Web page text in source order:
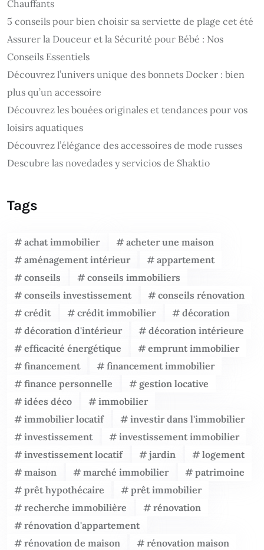
Chauffants
5 conseils pour bien choisir sa serviette de plage cet été
Assurer la Douceur et la Sécurité pour Bébé : Nos
Conseils Essentiels
Découvrez l’univers unique des bonnets Docker : bien
plus qu’un accessoire
Découvrez les bouées originales et tendances pour vos
loisirs aquatiques
Découvrez l’élégance des accessoires de mode russes
Descubre las novedades y servicios de Shaktio
Tags
achat immobilier
acheter une maison
aménagement intérieur
appartement
conseils
conseils immobiliers
conseils investissement
conseils rénovation
crédit
crédit immobilier
décoration
décoration d'intérieur
décoration intérieure
efficacité énergétique
emprunt immobilier
financement
financement immobilier
finance personnelle
gestion locative
idées déco
immobilier
immobilier locatif
investir dans l'immobilier
investissement
investissement immobilier
investissement locatif
jardin
logement
maison
marché immobilier
patrimoine
prêt hypothécaire
prêt immobilier
recherche immobilière
rénovation
rénovation d'appartement
rénovation de maison
rénovation maison